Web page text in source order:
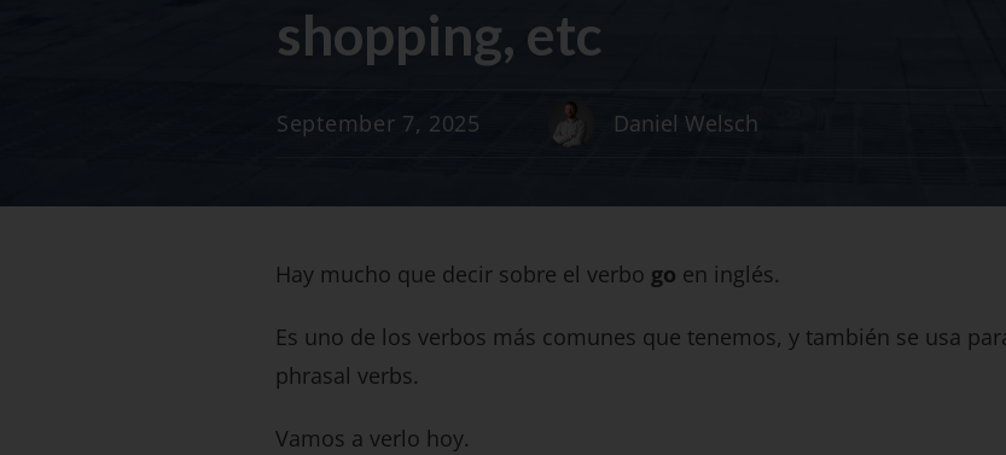
shopping, etc
September 7, 2025 Daniel Welsch
Hay mucho que decir sobre el verbo go en inglés.
Es uno de los verbos más comunes que tenemos, y también se usa
phrasal verbs.
Vamos a verlo hoy.